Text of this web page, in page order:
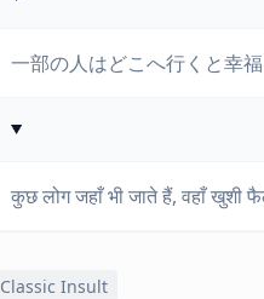
一部の人はどこへ行くと幸
कुछ लोग जहाँ भी जाते हैं, वहाँ खुशी
Classic Insult